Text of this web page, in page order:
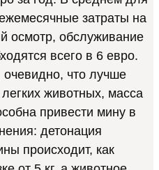
затраты на
осмотр, обслуживание
всего в 6 евро.
что лучше
легких животных, масса
привести мину в
детонация
происходит, как